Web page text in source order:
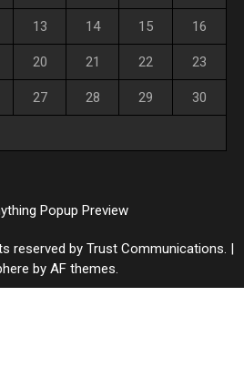
13 14 15 16
20 21 22 23
27 28 29 30
Popup Preview
reserved by Trust Communications. |
by AF themes.